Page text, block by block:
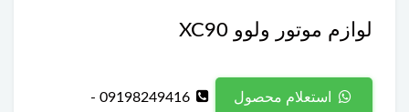
لوازم موتور ولوو XC90
استعلام محصول 09198249416 -